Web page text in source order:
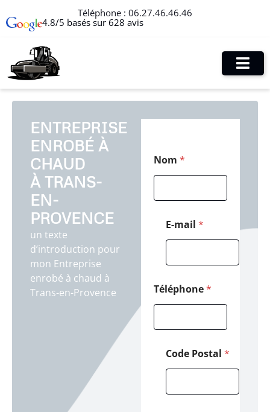
Téléphone : 06.27.46.46.46
4.8/5 basés sur 628 avis
ENTREPRISE
ENROBÉ À
CHAUD
À TRANS-
EN-
PROVENCE
un texte
d’introduction pour
mon Entreprise
enrobé à chaud à
Trans-en-Provence
Nom *
E-mail *
Téléphone*
Code Postal *